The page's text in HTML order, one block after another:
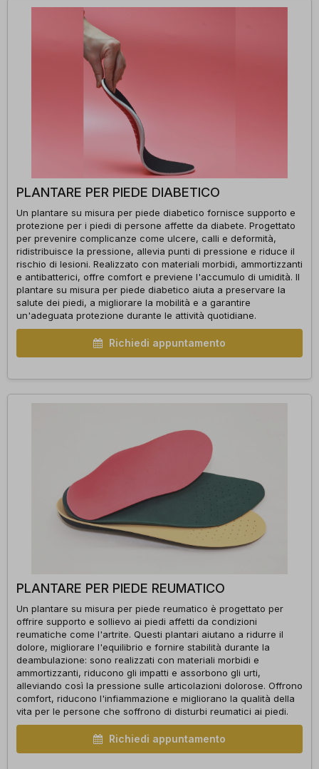
PLANTARE PER PIEDE DIABETICO
Un plantare su misura per piede diabetico fornisce supporto e
protezione per i piedi di persone affette da diabete. Progettato
per prevenire complicanze come ulcere, calli e deformità,
ridistribuisce la pressione, allevia punti di pressione e riduce il
rischio di lesioni. Realizzato con materiali morbidi, ammortizzanti
e antibatterici, offre comfort e previene l'accumulo di umidità. Il
plantare su misura per piede diabetico aiuta a preservare la
salute dei piedi, a migliorare la mobilità e a garantire
un'adeguata protezione durante le attività quotidiane.
Richiedi appuntamento
PLANTARE PER PIEDE REUMATICO
Un plantare su misura per piede reumatico è progettato per
offrire supporto e sollievo ai piedi affetti da condizioni
reumatiche come l'artrite. Questi plantari aiutano a ridurre il
dolore, migliorare l'equilibrio e fornire stabilità durante la
deambulazione: sono realizzati con materiali morbidi e
ammortizzanti, riducono gli impatti e assorbono gli urti,
alleviando così la pressione sulle articolazioni dolorose. Offrono
comfort, riducono l'infiammazione e migliorano la qualità della
vita per le persone che soffrono di disturbi reumatici ai piedi.
Richiedi appuntamento